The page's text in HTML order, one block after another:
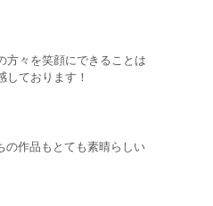
方々を笑顔にできることは
ております！
の作品もとても素晴らしい